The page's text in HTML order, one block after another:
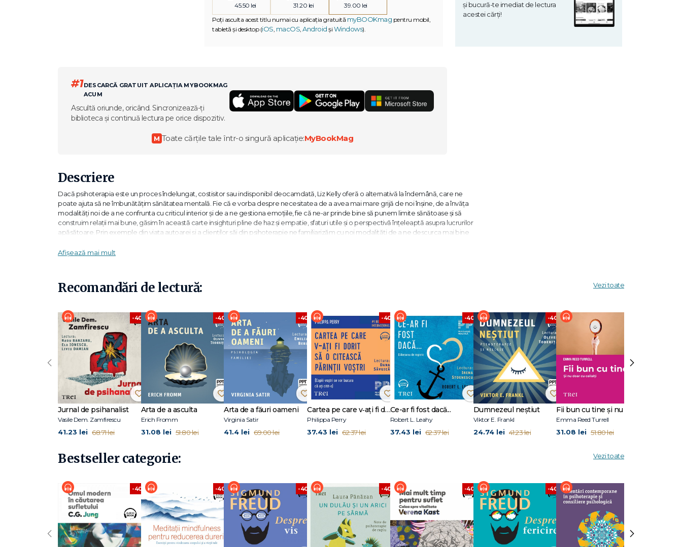
45.50 lei
31.20 lei
39.00 lei
Poți asculta acest titlu numai cu aplicația gratuită myBOOKmag pentru mobil,
tabletă și desktop (iOS, macOS, Android și Windows).
și bucură-te imediat de lectura
acestei cărți!
#1DESCARCĂ GRATUIT APLICAȚIA MYBOOKMAG
ACUM
Ascultă oriunde, oricând. Sincronizează-ți
biblioteca și continuă lectura pe orice dispozitiv.
M Toate cărțile tale într-o singură aplicație:MyBookMag
Descriere
Dacă psihoterapia este un proces îndelungat, costisitor sau indisponibil deocamdată, Liz Kelly oferă o alternativă la îndemână, care ne
poate ajuta să ne îmbunătățim sănătatea mentală. Fie că e vorba despre necesitatea de a avea mai mare grijă de noi înșine, de a învăța
modalități noi de a ne confrunta cu criticul interior și de a ne gestiona emoțiile, fie că ne-ar prinde bine să punem limite sănătoase și să
construim relații mai bune, găsim în această carte insighturi pline de haz și empatie, sfaturi utile și o perspectivă înțeleaptă asupra lucrurilor
apăsătoare. Prin exemple din viața autoarei și a clienților săi din psihoterapie ne familiarizăm cu noi modalități de a ne descurca mai bine
E greu să găsești un terapeut bun. Este şi mai complicat să găsești un terapeut bun cu care să fii pe aceeaşi lungime de undă. În calitate de
clienților în fiecare lună. Pentru mine este extrem de descurajant atunci când nu am capacitatea profesională de a trata o persoană care
solicită ajutor. Cartea asta e mai ieftină decât terapia este modalitatea mea de a ajuta persoanele pe care nu le pot primi în calitate de
clienți.
Eu definesc limitele ca fiind granițele pe care le stabiliți pentru a vă proteja starea de bine mentală, emoțională și fizică. Conceptul de limite
este asemănător celui de gard în jurul curții. Limitele servesc drept linie de demarcaţie a proprietăţii personale, prin care îi informaţi pe
ceilalți oameni care sunt limitele cu care vă simțiți (și cu care nu vă simțiți) confortabil. Stabilirea limitelor nu înseamnă să pedepsiţi sau să
răniţi pe altcineva. Înseamnă să știţi ce aveţi nevoie pentru a fi cel mai bun sine al dumneavoastră, pentru a vă menține relațiile și pentru a
aduce mai multă satisfacție în viața dumneavoastră. Limitele vă ajută să vă protejați împotriva sindromului burnout și vă împiedică să vă
simțiți folosit sau furios. Vă ajută să vă creați siguranța fizică, emoțională și mentală.
Afișează mai mult
Recomandări de lectură: Vezi toate
-40%
Jurnal de psihanalist
Vasile Dem. Zamfirescu
41.23 lei 68.71 lei
-40%
Arta de a asculta
Erich Fromm
31.08 lei 51.80 lei
-40%
Arta de a făuri oameni
Virginia Satir
41.4 lei 69.00 lei
-40%
Cartea pe care v‑ați fi dorit să o citească părinții voștri
Philippa Perry
37.43 lei 62.37 lei
-40%
Ce-ar fi fost dacă...
Robert L. Leahy
37.43 lei 62.37 lei
-40%
Dumnezeul neștiut
Viktor E. Frankl
24.74 lei 41.23 lei
Emma Reed Turrell
31.08 lei 51.80 lei
‹ ›
Bestseller categorie: Vezi toate
-40% -40% -40% -40% -40% -40%
‹ ›